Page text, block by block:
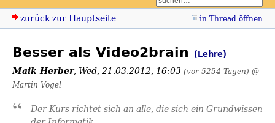
zurück zur Hauptseite in Thread öffnen
Besser als Video2brain (Lehre)
Maik Herber, Wed, 21.03.2012, 16:03 (vor 5254 Tagen) @
Martin Vogel
Der Kurs richtet sich an alle, die sich ein Grundwissen